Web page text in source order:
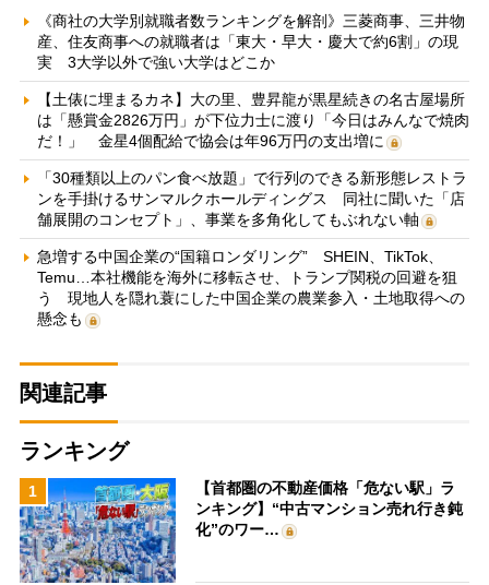
《商社の大学別就職者数ランキングを解剖》三菱商事、三井物
産、住友商事への就職者は「東大・早大・慶大で約6割」の現
実 3大学以外で強い大学はどこか
【土俵に埋まるカネ】大の里、豊昇龍が黒星続きの名古屋場所
は「懸賞金2826万円」が下位力士に渡り「今日はみんなで焼肉
だ！」 金星4個配給で協会は年96万円の支出増に
「30種類以上のパン食べ放題」で行列のできる新形態レストラ
ンを手掛けるサンマルクホールディングス 同社に聞いた「店
舗展開のコンセプト」、事業を多角化してもぶれない軸
急増する中国企業の“国籍ロンダリング” SHEIN、TikTok、
Temu…本社機能を海外に移転させ、トランプ関税の回避を狙
う 現地人を隠れ蓑にした中国企業の農業参入・土地取得への
懸念も
関連記事
ランキング
1
【首都圏の不動産価格「危ない駅」ラ
ンキング】“中古マンション売れ行き鈍
化”のワー…